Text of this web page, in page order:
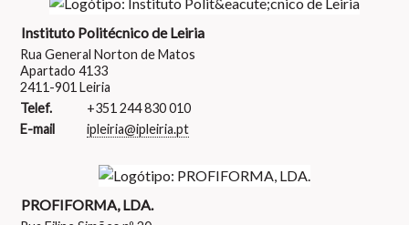
Instituto Politécnico de Leiria
Rua General Norton de Matos
Apartado 4133
2411-901 Leiria
Telef.
+351 244 830 010
E-mail
ipleiria@ipleiria.pt
PROFIFORMA, LDA.